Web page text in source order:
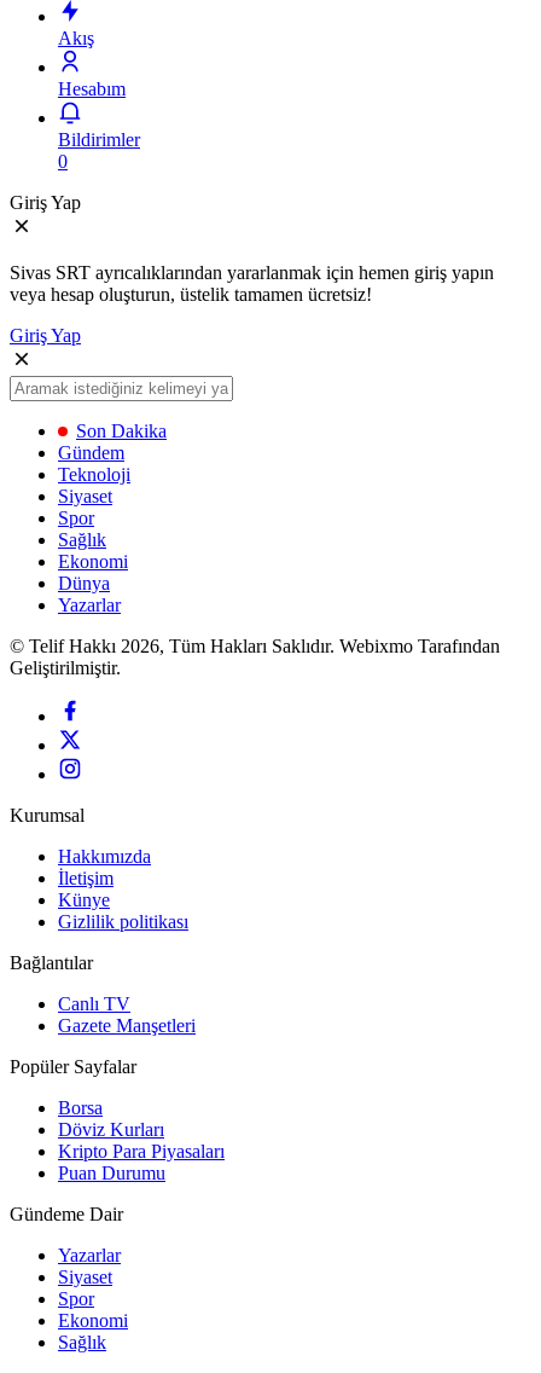
Akış
Hesabım
Bildirimler
0
Giriş Yap
Sivas SRT ayrıcalıklarından yararlanmak için hemen giriş yapın
veya hesap oluşturun, üstelik tamamen ücretsiz!
Giriş Yap
Son Dakika
Gündem
Teknoloji
Siyaset
Spor
Sağlık
Ekonomi
Dünya
Yazarlar
© Telif Hakkı 2026, Tüm Hakları Saklıdır. Webixmo Tarafından
Geliştirilmiştir.
Kurumsal
Hakkımızda
İletişim
Künye
Gizlilik politikası
Bağlantılar
Canlı TV
Gazete Manşetleri
Popüler Sayfalar
Borsa
Döviz Kurları
Kripto Para Piyasaları
Puan Durumu
Gündeme Dair
Yazarlar
Siyaset
Spor
Ekonomi
Sağlık